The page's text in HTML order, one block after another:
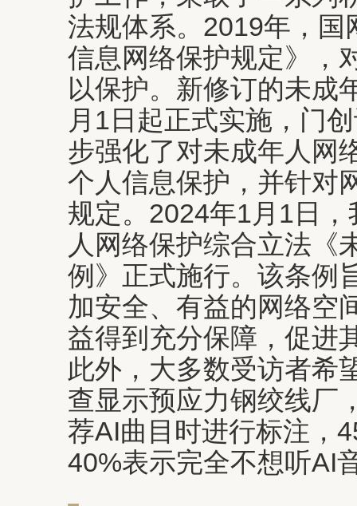
法规体系。2019年，国
信息网络保护规定》，
以保护。新修订的未成
月1日起正式实施，门
步强化了对未成年人网
个人信息保护，并针对
规定。2024年1月1日
人网络保护综合立法《
例》正式施行。该条例
加安全、有益的网络空
益得到充分保障，促进
此外，大多数受访者希
查显示预应力钢绞线厂
荐AI曲目时进行标注，
40%表示完全不想听AI